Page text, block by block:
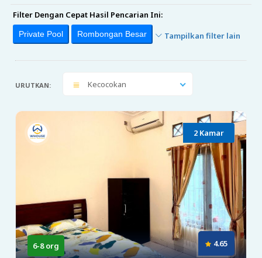
Filter Dengan Cepat Hasil Pencarian Ini:
Private Pool Rombongan Besar Tampilkan filter lain
URUTKAN: Kecocokan
2 Kamar
6-8 org 4.65